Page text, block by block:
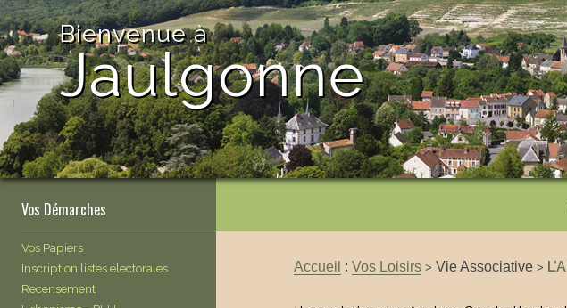
Bienvenue à
Jaulgonne
Vos Démarches
Vos Papiers
Inscription listes électorales
Recensement
Accueil :Vos Loisirs > Vie Associative >